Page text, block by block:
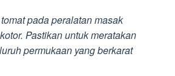
pada peralatan masak
Pastikan untuk meratakan
permukaan yang berkarat